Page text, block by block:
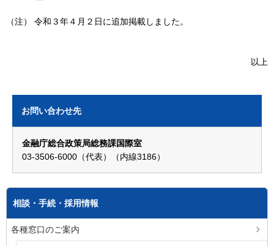
（注） 令和３年４月２日に追加掲載しました。
以上
お問い合わせ先
金融庁総合政策局総務課国際室
03-3506-6000（代表）（内線3186）
相談・手続・採用情報
各種窓口のご案内